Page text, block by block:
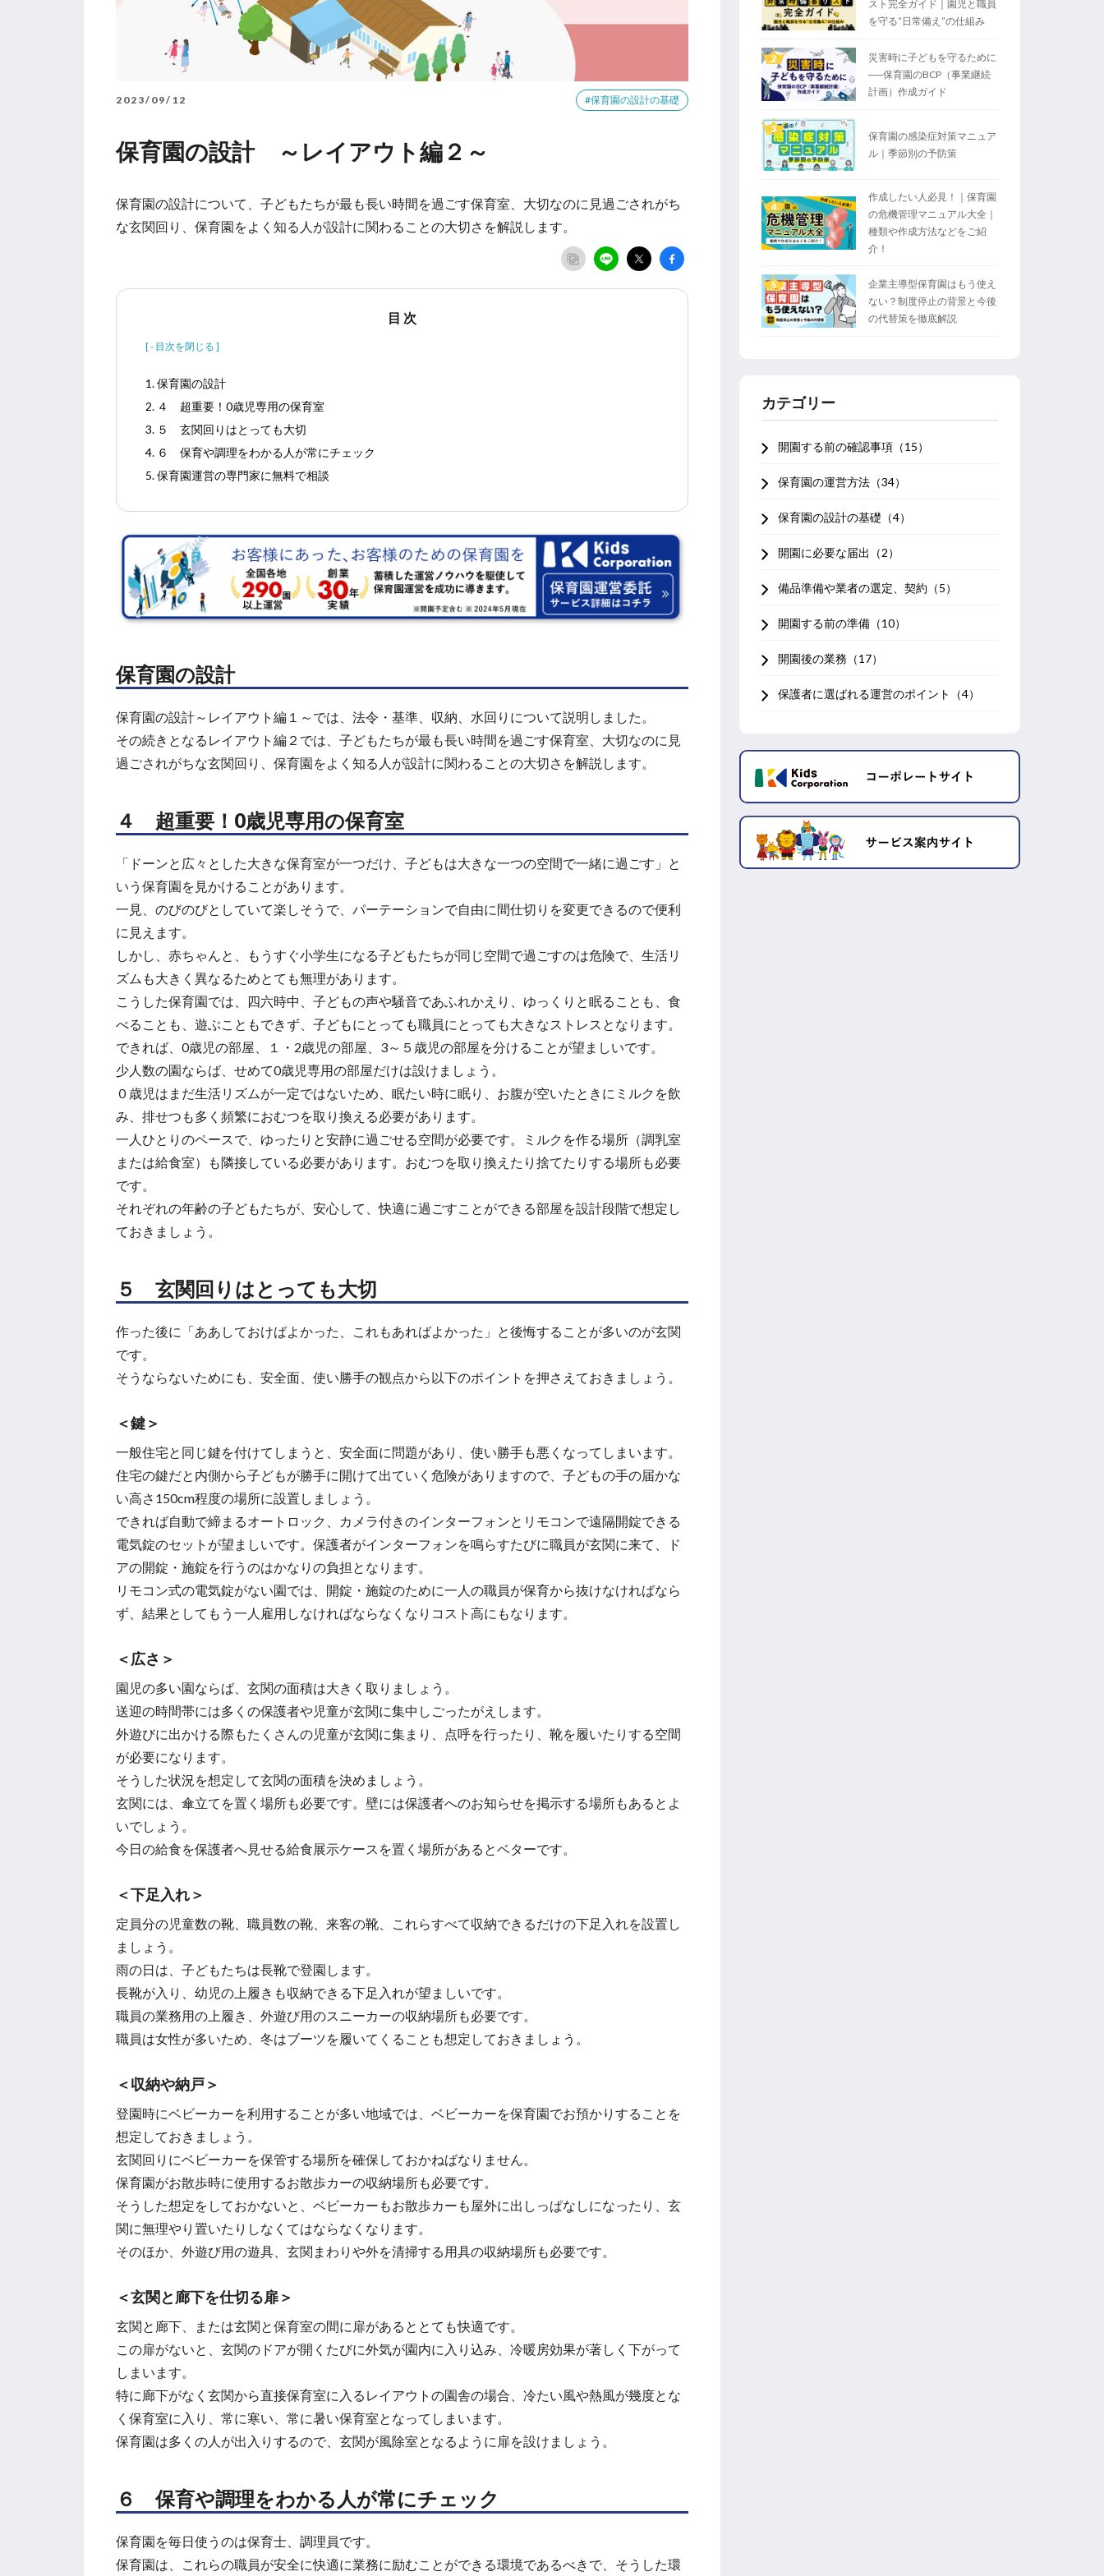
2023/09/12 #保育園の設計の基礎
保育園の設計 ～レイアウト編２～
保育園の設計について、子どもたちが最も長い時間を過ごす保育室、大切なのに見過ごされがち
な玄関回り、保育園をよく知る人が設計に関わることの大切さを解説します。
目 次
1. 保育園の設計
2. ４ 超重要！0歳児専用の保育室
3. ５ 玄関回りはとっても大切
4. ６ 保育や調理をわかる人が常にチェック
5. 保育園運営の専門家に無料で相談
保育園の設計
保育園の設計～レイアウト編１～では、法令・基準、収納、水回りについて説明しました。
その続きとなるレイアウト編２では、子どもたちが最も長い時間を過ごす保育室、大切なのに見
過ごされがちな玄関回り、保育園をよく知る人が設計に関わることの大切さを解説します。
４ 超重要！0歳児専用の保育室
「ドーンと広々とした大きな保育室が一つだけ、子どもは大きな一つの空間で一緒に過ごす」と
いう保育園を見かけることがあります。
一見、のびのびとしていて楽しそうで、パーテーションで自由に間仕切りを変更できるので便利
に見えます。
しかし、赤ちゃんと、もうすぐ小学生になる子どもたちが同じ空間で過ごすのは危険で、生活リ
ズムも大きく異なるためとても無理があります。
こうした保育園では、四六時中、子どもの声や騒音であふれかえり、ゆっくりと眠ることも、食
べることも、遊ぶこともできず、子どもにとっても職員にとっても大きなストレスとなります。
できれば、0歳児の部屋、１・2歳児の部屋、3～５歳児の部屋を分けることが望ましいです。
少人数の園ならば、せめて0歳児専用の部屋だけは設けましょう。
０歳児はまだ生活リズムが一定ではないため、眠たい時に眠り、お腹が空いたときにミルクを飲
み、排せつも多く頻繁におむつを取り換える必要があります。
一人ひとりのペースで、ゆったりと安静に過ごせる空間が必要です。ミルクを作る場所（調乳室
または給食室）も隣接している必要があります。おむつを取り換えたり捨てたりする場所も必要
です。
それぞれの年齢の子どもたちが、安心して、快適に過ごすことができる部屋を設計段階で想定し
ておきましょう。
５ 玄関回りはとっても大切
作った後に「ああしておけばよかった、これもあればよかった」と後悔することが多いのが玄関
です。
そうならないためにも、安全面、使い勝手の観点から以下のポイントを押さえておきましょう。
＜鍵＞
一般住宅と同じ鍵を付けてしまうと、安全面に問題があり、使い勝手も悪くなってしまいます。
住宅の鍵だと内側から子どもが勝手に開けて出ていく危険がありますので、子どもの手の届かな
い高さ150cm程度の場所に設置しましょう。
できれば自動で締まるオートロック、カメラ付きのインターフォンとリモコンで遠隔開錠できる
電気錠のセットが望ましいです。保護者がインターフォンを鳴らすたびに職員が玄関に来て、ド
アの開錠・施錠を行うのはかなりの負担となります。
リモコン式の電気錠がない園では、開錠・施錠のために一人の職員が保育から抜けなければなら
ず、結果としてもう一人雇用しなければならなくなりコスト高にもなります。
＜広さ＞
園児の多い園ならば、玄関の面積は大きく取りましょう。
送迎の時間帯には多くの保護者や児童が玄関に集中しごったがえします。
外遊びに出かける際もたくさんの児童が玄関に集まり、点呼を行ったり、靴を履いたりする空間
が必要になります。
そうした状況を想定して玄関の面積を決めましょう。
玄関には、傘立てを置く場所も必要です。壁には保護者へのお知らせを掲示する場所もあるとよ
いでしょう。
今日の給食を保護者へ見せる給食展示ケースを置く場所があるとベターです。
＜下足入れ＞
定員分の児童数の靴、職員数の靴、来客の靴、これらすべて収納できるだけの下足入れを設置し
ましょう。
雨の日は、子どもたちは長靴で登園します。
長靴が入り、幼児の上履きも収納できる下足入れが望ましいです。
職員の業務用の上履き、外遊び用のスニーカーの収納場所も必要です。
職員は女性が多いため、冬はブーツを履いてくることも想定しておきましょう。
＜収納や納戸＞
登園時にベビーカーを利用することが多い地域では、ベビーカーを保育園でお預かりすることを
想定しておきましょう。
玄関回りにベビーカーを保管する場所を確保しておかねばなりません。
保育園がお散歩時に使用するお散歩カーの収納場所も必要です。
そうした想定をしておかないと、ベビーカーもお散歩カーも屋外に出しっぱなしになったり、玄
関に無理やり置いたりしなくてはならなくなります。
そのほか、外遊び用の遊具、玄関まわりや外を清掃する用具の収納場所も必要です。
＜玄関と廊下を仕切る扉＞
玄関と廊下、または玄関と保育室の間に扉があるととても快適です。
この扉がないと、玄関のドアが開くたびに外気が園内に入り込み、冷暖房効果が著しく下がって
しまいます。
特に廊下がなく玄関から直接保育室に入るレイアウトの園舎の場合、冷たい風や熱風が幾度とな
く保育室に入り、常に寒い、常に暑い保育室となってしまいます。
保育園は多くの人が出入りするので、玄関が風除室となるように扉を設けましょう。
６ 保育や調理をわかる人が常にチェック
保育園を毎日使うのは保育士、調理員です。
保育園は、これらの職員が安全に快適に業務に励むことができる環境であるべきで、そうした環
スト完全ガイド｜園児と職員
を守る“日常備え”の仕組み
2
災害時に子どもを守るために
──保育園のBCP（事業継続
計画）作成ガイド
3
保育園の感染症対策マニュア
ル｜季節別の予防策
4
作成したい人必見！｜保育園
の危機管理マニュアル大全｜
種類や作成方法などをご紹
介！
5
企業主導型保育園はもう使え
ない？制度停止の背景と今後
の代替策を徹底解説
カテゴリー
開園する前の確認事項（15）
保育園の運営方法（34）
保育園の設計の基礎（4）
開園に必要な届出（2）
備品準備や業者の選定、契約（5）
開園する前の準備（10）
開園後の業務（17）
保護者に選ばれる運営のポイント（4）